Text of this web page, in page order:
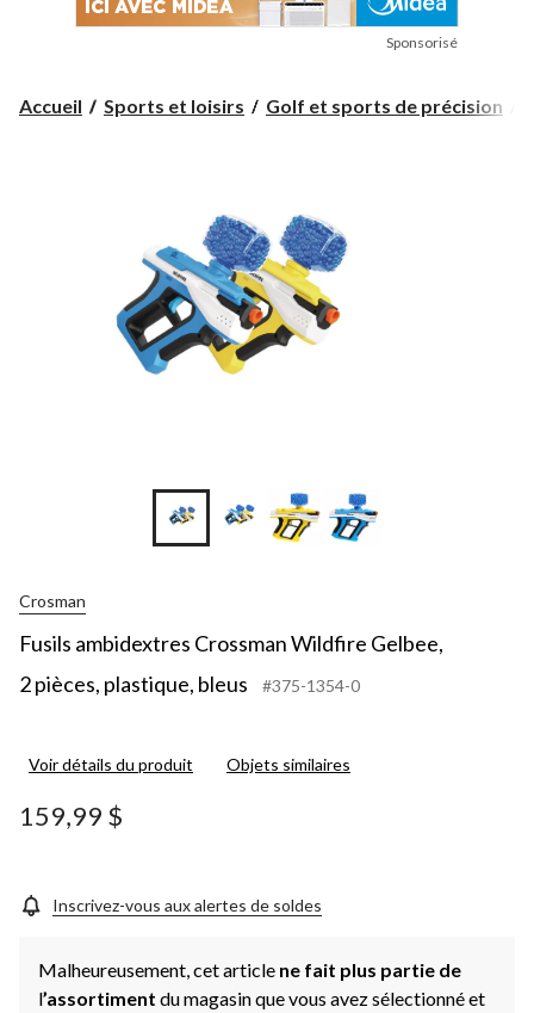
Sponsorisé
Accueil Sports et loisirs Golf et sports de précision
Crosman
Fusils ambidextres Crossman Wildfire Gelbee,
2 pièces, plastique, bleus
#375-1354-0
Voir détails du produit Objets similaires
159,99 $
Inscrivez-vous aux alertes de soldes
Malheureusement, cet article ne fait plus partie de
l’assortiment du magasin que vous avez sélectionné et